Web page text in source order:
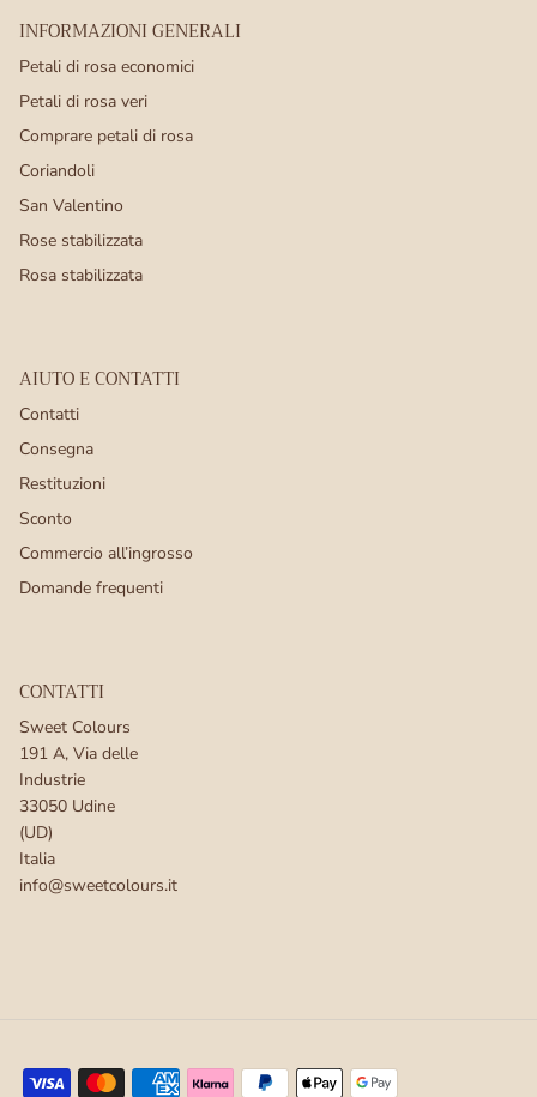
Imballaggio vario
I nostri petali di rosa sono offerti in varie
confezioni. Di seguito un riepilogo delle
possibilità:
Una confezione trasparente,
diametro 14 cm. È molto popolare
tra i romantici, viene venduto
come piccola aggiunta o sorpresa
piccole manciate di petali di rosa
Confezione da 2 litri:
confezione viene spesso venduta
ad es. una piccola decorazione per
la tavola e la decorazione della
stagione dei matrimoni! Questo ti
INFORMAZIONI GENERALI
Petali di rosa economici
Petali di rosa veri
Comprare petali di rosa
Coriandoli
San Valentino
Rose stabilizzata
Rosa stabilizzata
AIUTO E CONTATTI
Contatti
Consegna
Restituzioni
Sconto
Commercio all’ingrosso
Domande frequenti
CONTATTI
Sweet Colours
191 A, Via delle
Industrie
33050 Udine
(UD)
Italia
info@sweetcolours.it